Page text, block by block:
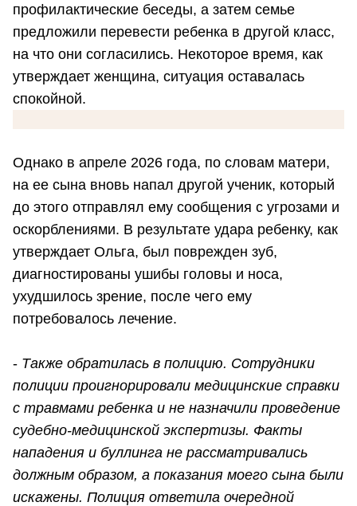
профилактические беседы, а затем семье
предложили перевести ребенка в другой класс,
на что они согласились. Некоторое время, как
утверждает женщина, ситуация оставалась
спокойной.
Однако в апреле 2026 года, по словам матери,
на ее сына вновь напал другой ученик, который
до этого отправлял ему сообщения с угрозами и
оскорблениями. В результате удара ребенку, как
утверждает Ольга, был поврежден зуб,
диагностированы ушибы головы и носа,
ухудшилось зрение, после чего ему
потребовалось лечение.
- Также обратилась в полицию. Сотрудники
полиции проигнорировали медицинские справки
с травмами ребенка и не назначили проведение
судебно-медицинской экспертизы. Факты
нападения и буллинга не рассматривались
должным образом, а показания моего сына были
искажены. Полиция ответила очередной